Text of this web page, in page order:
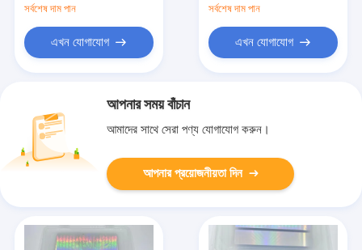
সর্বশেষ দাম পান
এখন যোগাযোগ
সর্বশেষ দাম পান
এখন যোগাযোগ
আপনার সময় বাঁচান
আমাদের সাথে সেরা পণ্য যোগাযোগ করুন।
আপনার প্রয়োজনীয়তা দিন